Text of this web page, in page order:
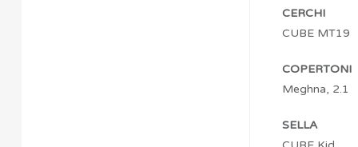
CERCHI
CUBE MT19
COPERTONI
Meghna, 2.1
SELLA